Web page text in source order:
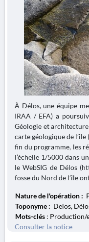
À Délos, une équipe
IRAA / EFA) a
Géologie et
carte géologique de
fin du programme, les
l’échelle 1/5000 dans
le WebSIG de Délos
fosse du Nord de l’île
Nature de l'opération :
Toponyme : Delos,
Mots-clés : Production/
Consulter la notice